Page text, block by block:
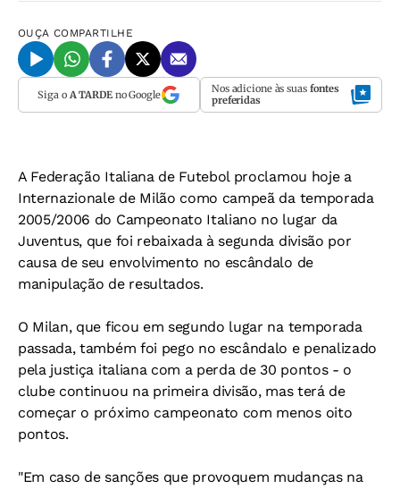
OUÇA COMPARTILHE
Siga o A TARDEno Google Nos adicione às suas fontes
preferidas
A Federação Italiana de Futebol proclamou hoje a
Internazionale de Milão como campeã da temporada
2005/2006 do Campeonato Italiano no lugar da
Juventus, que foi rebaixada à segunda divisão por
causa de seu envolvimento no escândalo de
manipulação de resultados.
O Milan, que ficou em segundo lugar na temporada
passada, também foi pego no escândalo e penalizado
pela justiça italiana com a perda de 30 pontos - o
clube continuou na primeira divisão, mas terá de
começar o próximo campeonato com menos oito
pontos.
"Em caso de sanções que provoquem mudanças na